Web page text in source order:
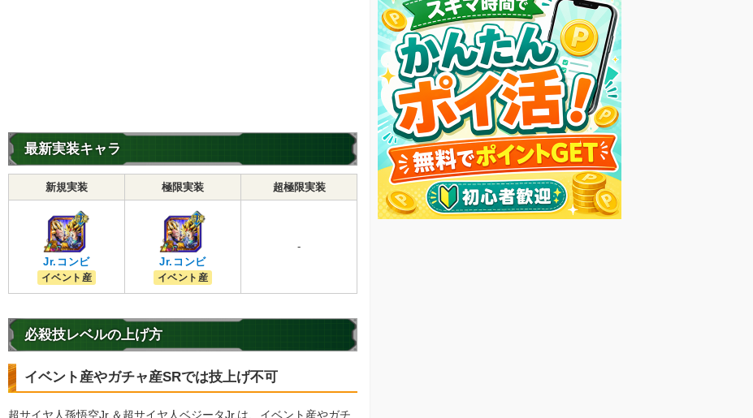
最新実装キャラ
新規実装 極限実装 超極限実装
Jr.コンビ
イベント産
Jr.コンビ
イベント産
-
必殺技レベルの上げ方
イベント産やガチャ産SRでは技上げ不可
超サイヤ人孫悟空Jr.＆超サイヤ人ベジータJr.は、イベント産やガチ